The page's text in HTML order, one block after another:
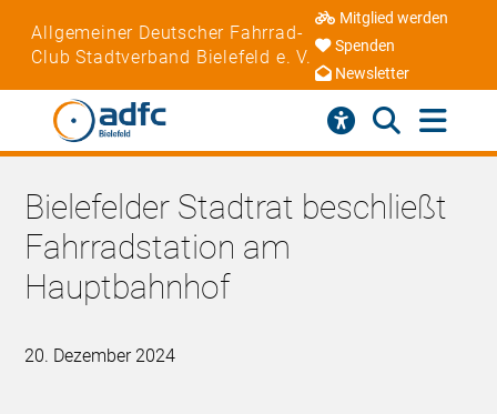
Allgemeiner Deutscher Fahrrad-
Club Stadtverband Bielefeld e. V.
Mitglied werden
Spenden
Newsletter
Bielefelder Stadtrat beschließt
Fahrradstation am
Hauptbahnhof
20. Dezember 2024